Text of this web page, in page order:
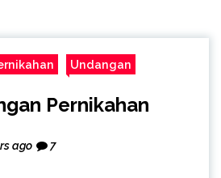
Undangan
Pernikahan
ago 7